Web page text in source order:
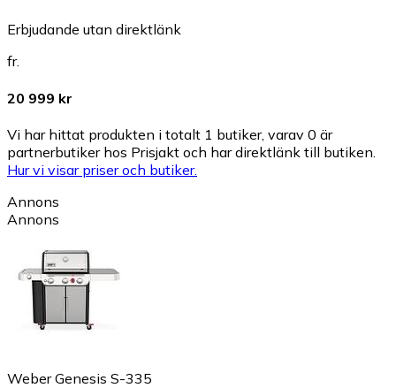
Erbjudande utan direktlänk
fr.
20 999 kr
Vi har hittat produkten i totalt 1 butiker, varav 0 är
partnerbutiker hos Prisjakt och har direktlänk till butiken.
Hur vi visar priser och butiker.
Annons
Annons
Weber Genesis S-335